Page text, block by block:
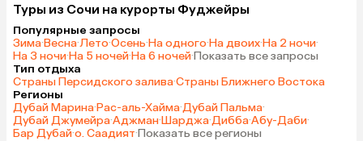
Туры из Сочи на курорты Фуджейры
Популярные запросы
Зима·Весна·Лето·Осень·На одного·На двоих·На 2 ночи·
На 3 ночи·На 5 ночей·На 6 ночей·Показать все запросы
Тип отдыха
Страны Персидского залива·Страны Ближнего Востока
Регионы
Дубай Марина·Рас-аль-Хайма·Дубай Пальма·
Дубай Джумейра·Аджман·Шарджа·Дибба·Абу-Даби·
Бар Дубай·о. Саадият·Показать все регионы